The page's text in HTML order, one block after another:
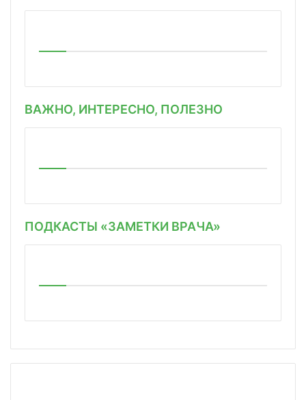
ВАЖНО, ИНТЕРЕСНО, ПОЛЕЗНО
ПОДКАСТЫ «ЗАМЕТКИ ВРАЧА»